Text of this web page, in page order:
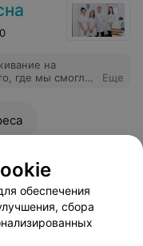
на
где мы смогли
на все
Еще
обеспечения
сбора